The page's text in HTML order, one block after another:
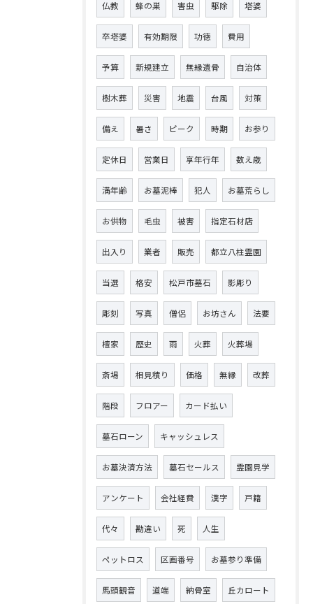
仏教 蜂の巣 害虫 駆除 塔婆
卒塔婆 有効期限 功徳 費用
予算 新規建立 無縁遺骨 自治体
樹木葬 災害 地震 台風 対策
備え 暑さ ピーク 時期 お参り
定休日 営業日 享年行年 数え歳
満年齢 お墓泥棒 犯人 お墓荒らし
お供物 毛虫 被害 指定石材店
出入り 業者 販売 都立八柱霊園
当選 格安 松戸市墓石 影彫り
彫刻 写真 僧侶 お坊さん 法要
檀家 歴史 雨 火葬 火葬場
斎場 相見積り 価格 無縁 改葬
階段 フロアー カード払い
墓石ローン キャッシュレス
お墓決済方法 墓石セールス 霊園見学
アンケート 会社経費 漢字 戸籍
代々 勘違い 死 人生
ペットロス 区画番号 お墓参り準備
馬頭観音 道端 納骨室 丘カロート